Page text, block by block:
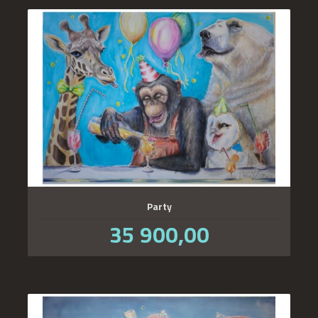
Party
Pris
35 900,00mva.